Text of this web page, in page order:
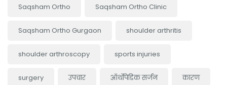
Saqsham Ortho Saqsham Ortho Clinic
Saqsham Ortho Gurgaon shoulder arthritis
shoulder arthroscopy sports injuries
surgery उपचार ऑर्थोपेडिक सर्जन कारण